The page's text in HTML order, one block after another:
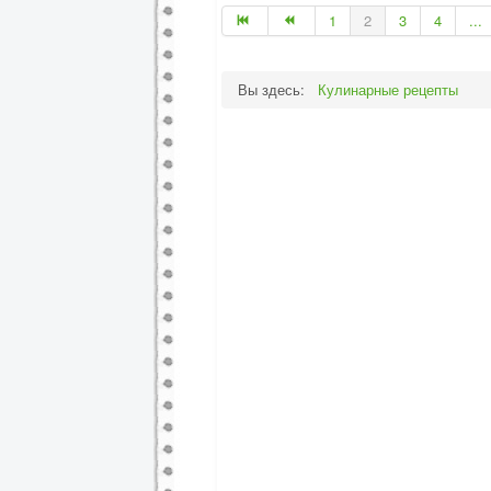
1 2 3 4 ...
Вы здесь: Кулинарные рецепты